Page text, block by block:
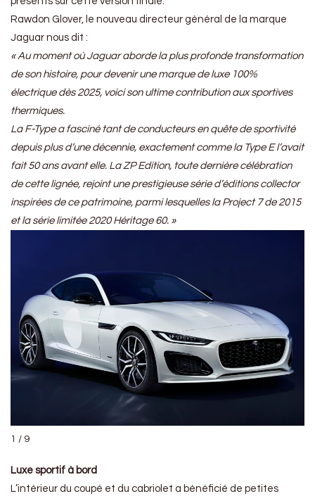
Rawdon Glover, le nouveau directeur général de la marque
Jaguar nous dit :
« Au moment où Jaguar aborde la plus profonde transformation
de son histoire, pour devenir une marque de luxe 100%
électrique dès 2025, voici son ultime contribution aux sportives
thermiques.
La F-Type a fasciné tant de conducteurs en quête de sportivité
depuis plus d’une décennie, exactement comme la Type E l’avait
fait 50 ans avant elle. La ZP Edition, toute dernière célébration
de cette lignée, rejoint une prestigieuse série d’éditions collector
inspirées de ce patrimoine, parmi lesquelles la Project 7 de 2015
et la série limitée 2020 Héritage 60. »
1 / 9
Luxe sportif à bord
L’intérieur du coupé et du cabriolet a bénéficié de petites